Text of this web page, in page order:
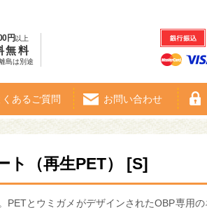
円 以上
無料
島は別途
くあるご質問 お問い合わせ
ト（再生PET） [S]
PETとウミガメがデザインされたOBP専用